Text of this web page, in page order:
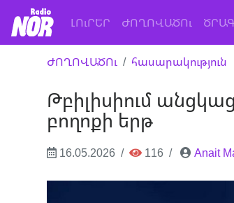
ԼՈւՐԵՐ (current)
ԺՈՂՈՎԱԾՈւ
ԺՈՂՈՎԱԾՈւ հասարակություն
Թբիլիսիում
բողոքի երթ
16.05.2026 116 Anait